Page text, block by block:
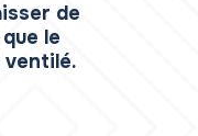
de
le